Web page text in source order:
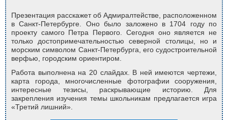
Презентация расскажет об Адмиралтействе, расположенном
в Санкт-Петербурге. Оно было заложено в 1704 году по
проекту самого Петра Первого. Сегодня оно является не
только достопримечательностью северной столицы, но и
морским символом Санкт-Петербурга, его судостроительной
верфью, городским ориентиром.
Работа выполнена на 20 слайдах. В ней имеются чертежи,
карта города, многочисленные фотографии сооружения,
интересные тезисы, раскрывающие историю. Для
закрепления изучения темы школьникам предлагается игра
«Третий лишний».